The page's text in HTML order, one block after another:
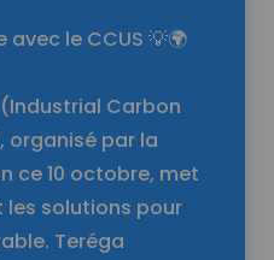
le CCUS 💡🌍
Carbon
organisé par la
ce 10 octobre, met
les solutions pour
Teréga